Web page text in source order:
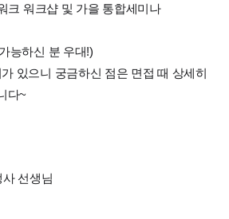
크 워크샵 및 가을 통합세미나
능하신 분 우대!)
있으니 궁금하신 점은 면접 때 상세히
다~
선생님